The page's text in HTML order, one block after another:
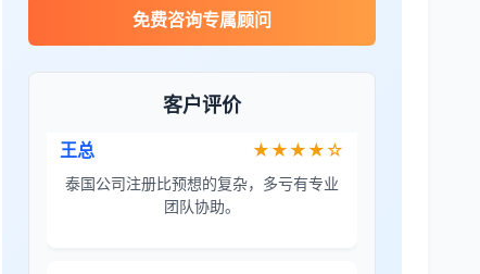
免费咨询专属顾问
客户评价
James Wilson ★★★★★
金兔国际帮我们完成了泰国建厂的所有法
王总 ★★★★☆
泰国公司注册比预想的复杂，多亏有专业
团队协助。